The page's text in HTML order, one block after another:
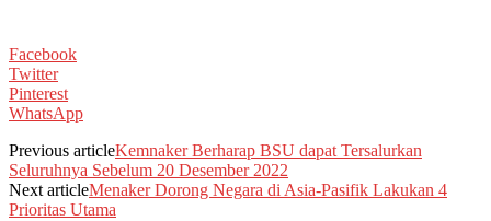
Facebook
Twitter
Pinterest
WhatsApp
Previous articleKemnaker Berharap BSU dapat Tersalurkan
Seluruhnya Sebelum 20 Desember 2022
Next articleMenaker Dorong Negara di Asia-Pasifik Lakukan 4
Prioritas Utama